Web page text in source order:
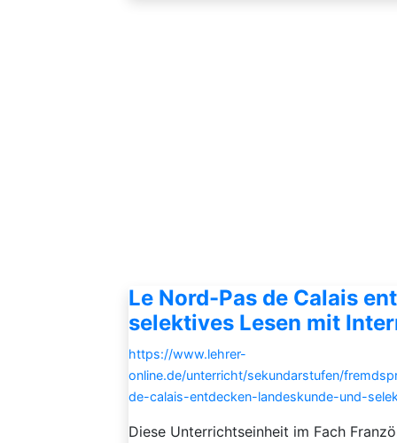
Le Nord-Pas de Calais
selektives Lesen mit
https://www.lehrer-
online.de/unterricht/sekundarstufen/
de-calais-entdecken-landeskunde-und-
Diese Unterrichtseinheit im Fach